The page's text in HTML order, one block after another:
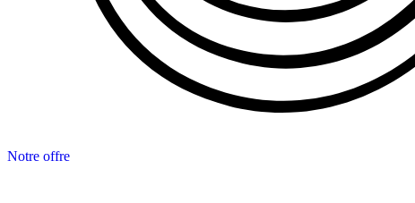
Notre offre